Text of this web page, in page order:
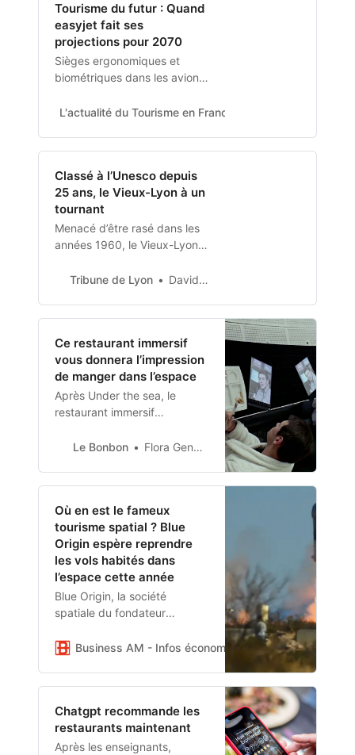
Tourisme du futur : Quand
easyjet fait ses
projections pour 2070
Sièges ergonomiques et
biométriques dans les avions
dans les hôtels ; passeport
forme d’hologramme à
l’arrivée à destination. Ce
sont quelques-unes des
tendances soulignées dans le
rapport « E…
L'actualité du Tourisme en France et à l'international
Classé à l’Unesco depuis
25 ans, le Vieux-Lyon à un
tournant
Menacé d’être rasé dans les
années 1960, le Vieux-Lyon
poignée de Lyonnaises et de
restauré fêtera ses 25 ans de
classement Unesco fin 2023.
Préservation de son
patrimoine bâti, du bien-vivre
tr…
Tribune de Lyon David Gossart
Ce restaurant immersif
vous donnera l’impression
de manger dans l’espace
Après Under the sea, le
restaurant immersif
l’espace à partir de fin avril
Le Bonbon Flora Gendrault
Où en est le fameux
tourisme spatial ? Blue
Origin espère reprendre
les vols habités dans
l’espace cette année
Blue Origin, la société
spatiale du fondateur
annoncé vendredi qu’elle
Business AM - Infos économiques et financières
Chatgpt recommande les
restaurants maintenant
Après les enseignants,